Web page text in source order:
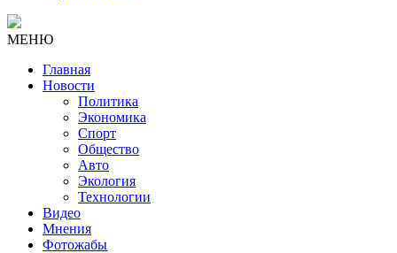
МЕНЮ
Главная
Новости
Политика
Экономика
Спорт
Общество
Авто
Экология
Технологии
Видео
Мнения
Фотожабы